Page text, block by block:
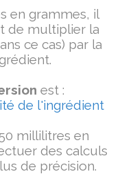
en grammes, il
de multiplier la
ce cas) par la
est :
de l'ingrédient
millilitres en
des calculs
de précision.